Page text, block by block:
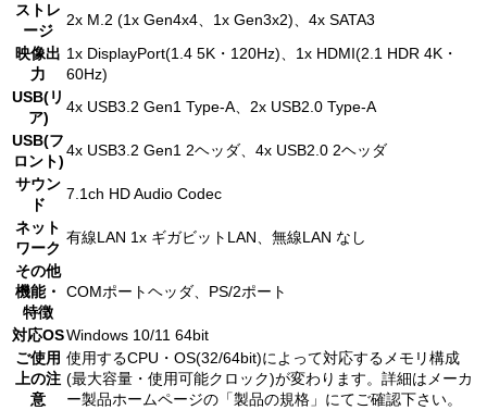
ストレ
ージ
2x M.2 (1x Gen4x4、1x Gen3x2)、4x SATA3
映像出
力
1x DisplayPort(1.4 5K・120Hz)、1x HDMI(2.1 HDR 4K・
60Hz)
USB(リ
ア)
4x USB3.2 Gen1 Type-A、2x USB2.0 Type-A
USB(フ
ロント)
4x USB3.2 Gen1 2ヘッダ、4x USB2.0 2ヘッダ
サウン
ド
7.1ch HD Audio Codec
ネット
ワーク
有線LAN 1x ギガビットLAN、無線LAN なし
その他
機能・
特徴
COMポートヘッダ、PS/2ポート
対応OSWindows 10/11 64bit
ご使用
上の注
意
使用するCPU・OS(32/64bit)によって対応するメモリ構成
(最大容量・使用可能クロック)が変わります。詳細はメーカ
ー製品ホームページの「製品の規格」にてご確認下さい。